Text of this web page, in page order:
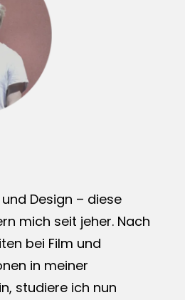
Design – diese
mich seit jeher. Nach
bei Film und
in meiner
studiere ich nun